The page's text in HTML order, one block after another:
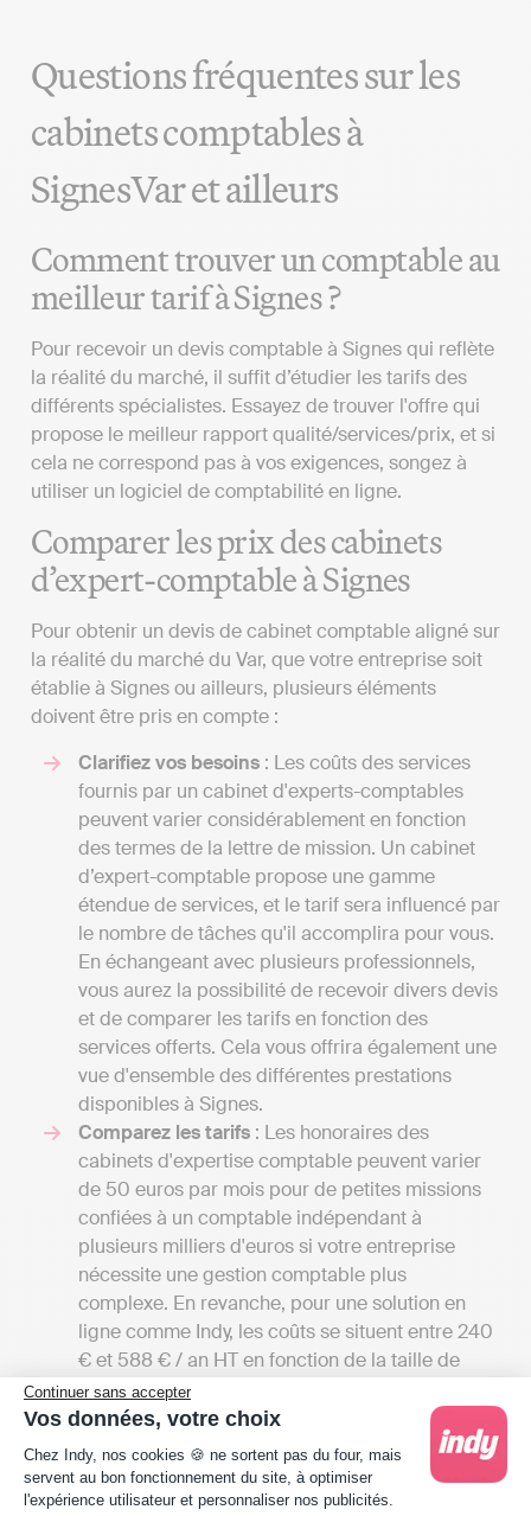
Continuer sans accepter
Vos données, votre choix
Plateforme de Gestion du Consentement :
Chez Indy, nos cookies 🍪 ne sortent pas du four, mais
servent au bon fonctionnement du site, à optimiser
l'expérience utilisateur et personnaliser nos publicités.
Questions fréquentes sur les
cabinets comptables à
SignesVar et ailleurs
Comment trouver un comptable au
meilleur tarif à Signes ?
Pour recevoir un devis comptable à Signes qui reflète
la réalité du marché, il suffit d’étudier les tarifs des
différents spécialistes. Essayez de trouver l'offre qui
propose le meilleur rapport qualité/services/prix, et si
cela ne correspond pas à vos exigences, songez à
utiliser un logiciel de comptabilité en ligne.
Comparer les prix des cabinets
d’expert-comptable à Signes
Pour obtenir un devis de cabinet comptable aligné sur
la réalité du marché du Var, que votre entreprise soit
établie à Signes ou ailleurs, plusieurs éléments
doivent être pris en compte :
Clarifiez vos besoins : Les coûts des services
fournis par un cabinet d'experts-comptables
peuvent varier considérablement en fonction
des termes de la lettre de mission. Un cabinet
d’expert-comptable propose une gamme
étendue de services, et le tarif sera influencé par
le nombre de tâches qu'il accomplira pour vous.
En échangeant avec plusieurs professionnels,
vous aurez la possibilité de recevoir divers devis
et de comparer les tarifs en fonction des
services offerts. Cela vous offrira également une
vue d'ensemble des différentes prestations
disponibles à Signes.
Comparez les tarifs : Les honoraires des
cabinets d'expertise comptable peuvent varier
de 50 euros par mois pour de petites missions
confiées à un comptable indépendant à
plusieurs milliers d'euros si votre entreprise
nécessite une gestion comptable plus
complexe. En revanche, pour une solution en
ligne comme Indy, les coûts se situent entre 240
€ et 588 € / an HT en fonction de la taille de
l'entreprise, car Indy n'assiste que les
professionnels dans la gestion de leur
comptabilité, contrairement à l’expert-
comptable qui prend en charge toutes les
démarches à la place de son client.